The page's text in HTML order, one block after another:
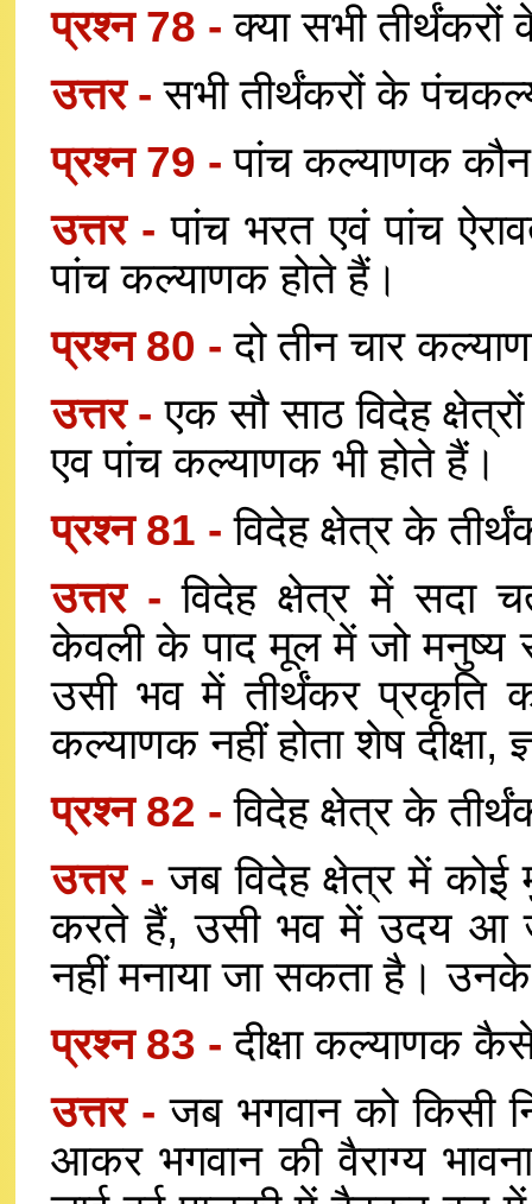
प्रश्न 78 -क्या सभी
उत्तर -सभी तीर्थंकरों के
प्रश्न 79 -पांच कल्याणक
उत्तर -पांच भरत एवं पांच
पांच कल्याणक होते हैं।
प्रश्न 80 -दो तीन चार
उत्तर -एक सौ साठ विदेह
एव पांच कल्याणक भी होते हैं।
प्रश्न 81 -विदेह क्षेत्र के
उत्तर -विदेह क्षेत्र में सदा
केवली के पाद मूल में जो मनुष्य
उसी भव में तीर्थंकर प्रकृति
कल्याणक नहीं होता शेष दीक्षा,
प्रश्न 82 -विदेह क्षेत्र के
उत्तर -जब विदेह क्षेत्र में
करते हैं, उसी भव में उदय आ
नहीं मनाया जा सकता है।
प्रश्न 83 -दीक्षा कल्याणक
उत्तर -जब भगवान को किसी
आकर भगवान की वैराग्य